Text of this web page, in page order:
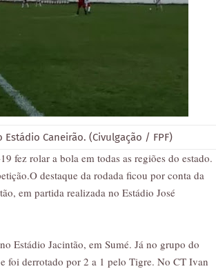
Caneirão. (Civulgação / FPF)
fez rolar a bola em todas as regiões do estado.
destaque da rodada ficou por conta da
em partida realizada no Estádio José
Estádio Jacintão, em Sumé. Já no grupo do
foi derrotado por 2 a 1 pelo Tigre. No CT Ivan